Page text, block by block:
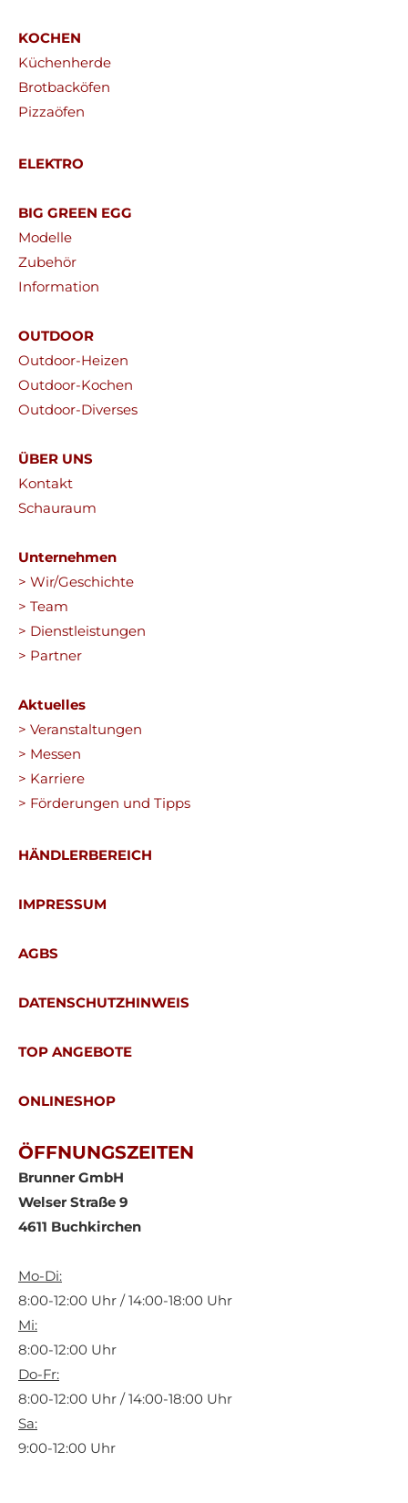
KOCHEN
Küchenherde
Brotbacköfen
Pizzaöfen
ELEKTRO
BIG GREEN EGG
Modelle
Zubehör
Information
OUTDOOR
Outdoor-Heizen
Outdoor-Kochen
Outdoor-Diverses
ÜBER UNS
Kontakt
Schauraum
Unternehmen
> Wir/Geschichte
> Team
> Dienstleistungen
> Partner
Aktuelles
> Veranstaltungen
> Messen
> Karriere
> Förderungen und Tipps
HÄNDLERBEREICH
IMPRESSUM
AGBS
DATENSCHUTZHINWEIS
TOP ANGEBOTE
ONLINESHOP
ÖFFNUNGSZEITEN
Brunner GmbH
Welser Straße 9
4611 Buchkirchen
Mo-Di:
8:00-12:00 Uhr / 14:00-18:00 Uhr
Mi:
8:00-12:00 Uhr
Do-Fr:
8:00-12:00 Uhr / 14:00-18:00 Uhr
Sa:
9:00-12:00 Uhr